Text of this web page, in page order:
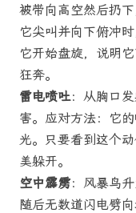
被带向高空然后扔
它尖叫并向下俯冲
它开始盘旋，说明
狂奔。
雷电喷吐：从胸口
害。应对方法：它
光。只要看到这个
美躲开。
空中霹雳：风暴鸟
随后无数道闪电劈